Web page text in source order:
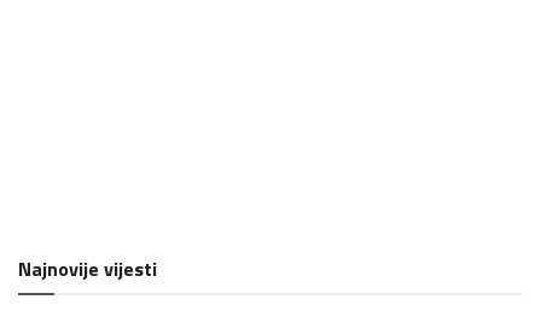
Najnovije vijesti